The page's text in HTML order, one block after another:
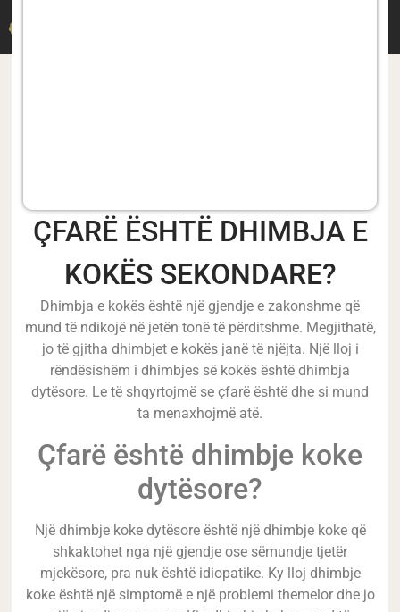
ÇFARË ËSHTË DHIMBJA E
KOKËS SEKONDARE?
Dhimbja e kokës është një gjendje e zakonshme që
mund të ndikojë në jetën tonë të përditshme. Megjithatë,
jo të gjitha dhimbjet e kokës janë të njëjta. Një lloj i
rëndësishëm i dhimbjes së kokës është dhimbja
dytësore. Le të shqyrtojmë se çfarë është dhe si mund
ta menaxhojmë atë.
Çfarë është dhimbje koke
dytësore?
Një dhimbje koke dytësore është një dhimbje koke që
shkaktohet nga një gjendje ose sëmundje tjetër
mjekësore, pra nuk është idiopatike. Ky lloj dhimbje
koke është një simptomë e një problemi themelor dhe jo